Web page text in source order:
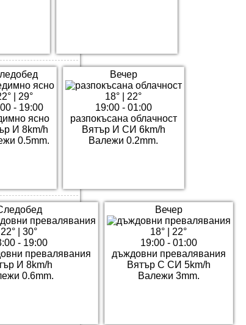
29°
- 19:00
ясно
И 8km/h
0.5mm.
Вечер
18°
22°
19:00 - 01:00
разпокъсана облачност
Вятър И СИ 6km/h
Валежи 0.2mm.
22°
30°
- 19:00
превалявания
И 8km/h
0.6mm.
Вечер
18°
22°
19:00 - 01:00
дъждовни превалявания
Вятър С СИ 5km/h
Валежи 3mm.